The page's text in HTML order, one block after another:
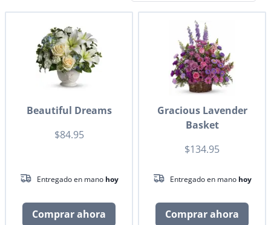
Beautiful Dreams
$84.95
Entregado en mano hoy
Comprar ahora
Gracious Lavender
Basket
$134.95
Entregado en mano hoy
Comprar ahora